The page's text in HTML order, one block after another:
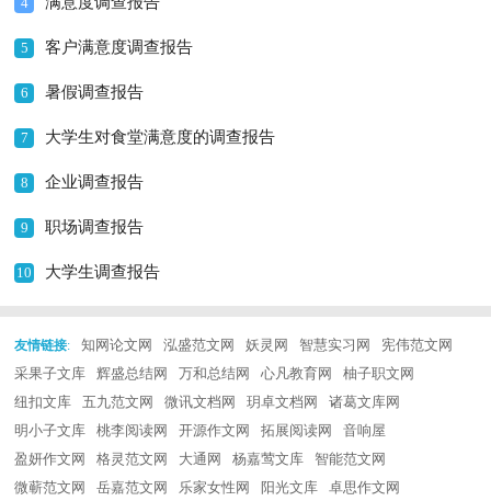
5 客户满意度调查报告
6 暑假调查报告
7 大学生对食堂满意度的调查报告
8 企业调查报告
9 职场调查报告
10 大学生调查报告
友情链接: 知网论文网 泓盛范文网 妖灵网 智慧实习网
宪伟范文网
采果子文库
辉盛总结网 万和总结网 心凡教育网
柚子职文网
纽扣文库
五九范文网 微讯文档网 玥卓文档网
诸葛文库网
明小子文库
桃李阅读网 开源作文网 拓展阅读网
音响屋
盈妍作文网
格灵范文网 大通网 杨嘉莺文库
智能范文网
微蕲范文网
岳嘉范文网 乐家女性网 阳光文库 卓思作文网